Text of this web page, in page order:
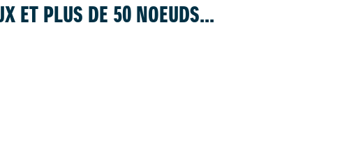
ET PLUS DE 50 NOEUDS...